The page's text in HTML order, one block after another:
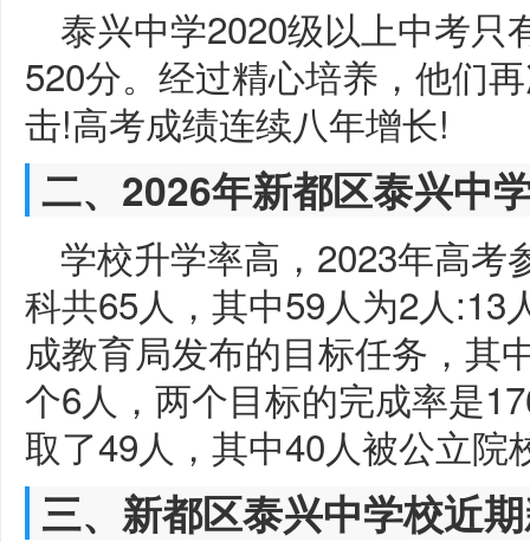
泰兴中学2020级以上中考只
520分。经过精心培养，他们
击!高考成绩连续八年增长!
二、2026年新都区泰兴中
学校升学率高，2023年高考
科共65人，其中59人为2人:13
成教育局发布的目标任务，其
个6人，两个目标的完成率是
取了49人，其中40人被公立院
三、新都区泰兴中学校近